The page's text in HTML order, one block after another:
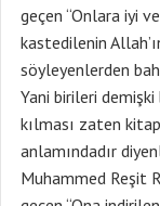
geçen “Onlara iyi
kastedilenin
söyleyenlerden
Yani birileri
kılması zaten
anlamındadır
Muhammed Reşit